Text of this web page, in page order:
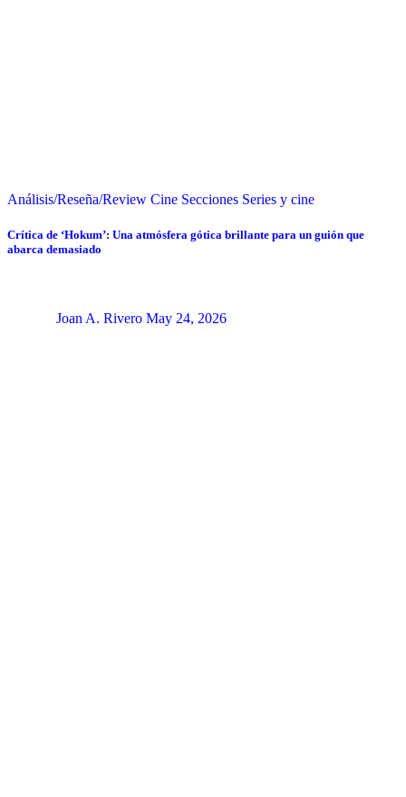
Análisis/Reseña/Review Cine Secciones Series y cine
Crítica de ‘Hokum’: Una atmósfera gótica brillante para un guión que
abarca demasiado
Joan A. Rivero May 24, 2026